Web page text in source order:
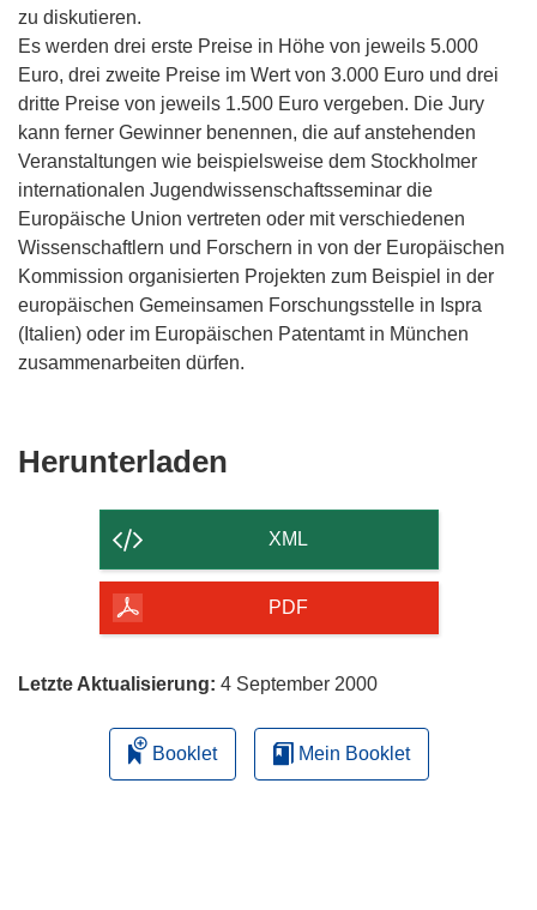
zu diskutieren.
Es werden drei erste Preise in Höhe von jeweils 5.000
Euro, drei zweite Preise im Wert von 3.000 Euro und drei
dritte Preise von jeweils 1.500 Euro vergeben. Die Jury
kann ferner Gewinner benennen, die auf anstehenden
Veranstaltungen wie beispielsweise dem Stockholmer
internationalen Jugendwissenschaftsseminar die
Europäische Union vertreten oder mit verschiedenen
Wissenschaftlern und Forschern in von der Europäischen
Kommission organisierten Projekten zum Beispiel in der
europäischen Gemeinsamen Forschungsstelle in Ispra
(Italien) oder im Europäischen Patentamt in München
zusammenarbeiten dürfen.
Herunterladen
der
Seite
herunterladen
XML
PDF
Letzte Aktualisierung: 4 September 2000
Booklet Mein Booklet